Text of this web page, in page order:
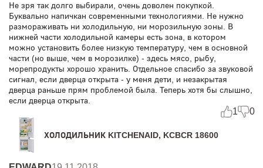
Не зря так долго выбирали, очень доволен покупкой.
Буквально напичкан современными технологиями. Не нужно
размораживать ни холодильную, ни морозильную зоны. В
нижней части холодильной камеры есть зона, в котором
можно установить более низкую температуру, чем в основной
части (но выше, чем в морозилке) - здесь мясо, рыбу,
морепродукты хорошо хранить. Отдельное спасибо за звуковой
сигнал, если дверца открыта - у меня дети, и незакрытая
дверца раньше прям проблемой была. Теперь хотя бы слышно,
если дверца открыта.
1 0
ХОЛОДИЛЬНИК KITCHENAID, KCBCR 18600